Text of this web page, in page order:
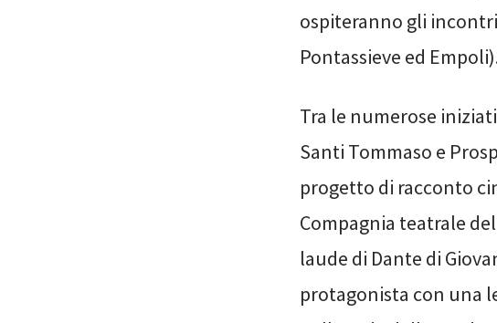
ospiteranno gli
Pontassieve ed
Tra le numerose
Santi Tommaso e
progetto di racconto
Compagnia teatrale
laude di Dante di
protagonista con una